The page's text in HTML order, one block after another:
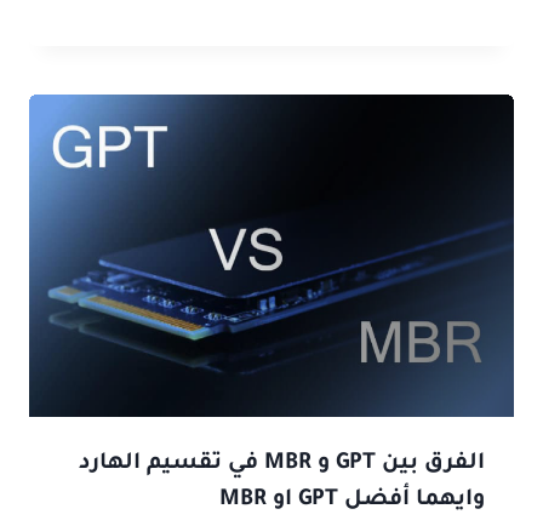
الفرق بين GPT و MBR في تقسيم الهارد
وايهما أفضل GPT او MBR